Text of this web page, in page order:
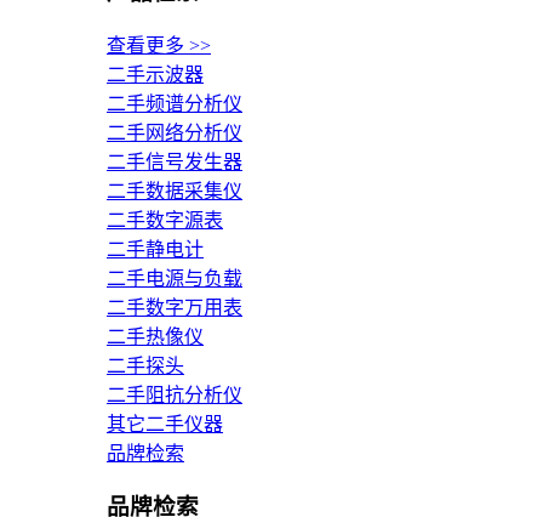
查看更多 >>
二手示波器
二手频谱分析仪
二手网络分析仪
二手信号发生器
二手数据采集仪
二手数字源表
二手静电计
二手电源与负载
二手数字万用表
二手热像仪
二手探头
二手阻抗分析仪
其它二手仪器
品牌检索
品牌检索